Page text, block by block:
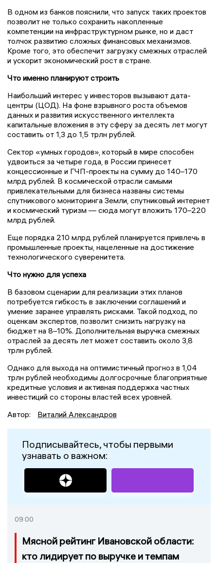
В одном из банков пояснили, что запуск таких проектов
позволит не только сохранить накопленные
компетенции на инфраструктурном рынке, но и даст
толчок развитию сложных финансовых механизмов.
Кроме того, это обеспечит загрузку смежных отраслей
и ускорит экономический рост в стране.
Что именно планируют строить
Наибольший интерес у инвесторов вызывают дата-
центры (ЦОД). На фоне взрывного роста объемов
данных и развития искусственного интеллекта
капитальные вложения в эту сферу за десять лет могут
составить от 1,3 до 1,5 трлн рублей.
Сектор «умных городов», который в мире способен
удвоиться за четыре года, в России принесет
концессионные и ГЧП-проекты на сумму до 140–170
млрд рублей. В космической отрасли самыми
привлекательными для бизнеса названы системы
спутникового мониторинга Земли, спутниковый интернет
и космический туризм — сюда могут вложить 170–220
млрд рублей.
Еще порядка 210 млрд рублей планируется привлечь в
промышленные проекты, нацеленные на достижение
технологического суверенитета.
Что нужно для успеха
В базовом сценарии для реализации этих планов
потребуется гибкость в заключении соглашений и
умение заранее управлять рисками. Такой подход, по
оценкам экспертов, позволит снизить нагрузку на
бюджет на 8–10%. Дополнительная выручка смежных
отраслей за десять лет может составить около 3,8
трлн рублей.
Однако для выхода на оптимистичный прогноз в 1,04
трлн рублей необходимы долгосрочные благоприятные
кредитные условия и активная поддержка частных
инвестиций со стороны властей всех уровней.
Автор:
Виталий Александров
Подписывайтесь, чтобы первыми
узнавать о важном:
09:00
Мясной рейтинг Ивановской области:
кто лидирует по выручке и темпам